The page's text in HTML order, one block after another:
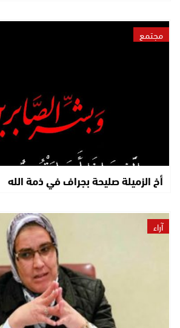
مجتمع
أخ الزميلة صليحة بجراف في ذمة الله
آراء